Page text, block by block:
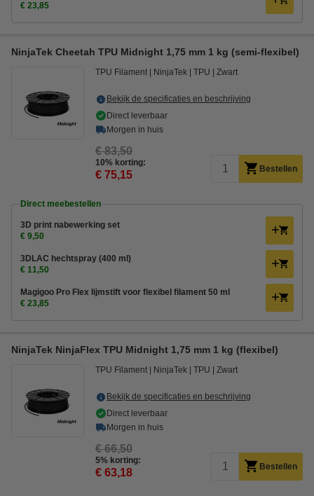
€ 23,85
NinjaTek Cheetah TPU Midnight 1,75 mm 1 kg (semi-flexibel)
TPU Filament NinjaTek TPU Zwart
Bekijk de specificaties en beschrijving
Direct leverbaar
Morgen in huis
€ 83,50
10% korting:
€ 75,15 Bestellen
Direct meebestellen
3D print nabewerking set
€ 9,50
3DLAC hechtspray (400 ml)
€ 11,50
Magigoo Pro Flex lijmstift voor flexibel filament 50 ml
€ 23,85
NinjaTek NinjaFlex TPU Midnight 1,75 mm 1 kg (flexibel)
TPU Filament NinjaTek TPU Zwart
Bekijk de specificaties en beschrijving
Direct leverbaar
Morgen in huis
€ 66,50
5% korting:
€ 63,18 Bestellen